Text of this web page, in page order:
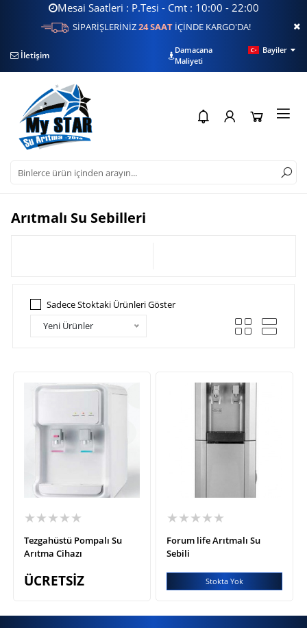
Mesai Saatleri : P.Tesi - Cmt : 10:00 - 22:00
SİPARİŞLERİNİZ24 SAATİÇİNDE KARGO'DA!
İletişim Filtre Sorgulama
Damacana
Maliyeti
Bayiler
Arıtmalı Su Sebilleri
Sadece Stoktaki Ürünleri Göster
Yeni Ürünler
★★★★★
Tezgahüstü Pompalı Su
Arıtma Cihazı
ÜCRETSİZ
★★★★★
Forum life Arıtmalı Su
Sebili
Stokta Yok